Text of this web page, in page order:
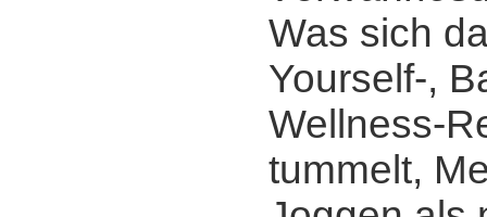
Was sich
Yourself-,
Wellness-
tummelt,